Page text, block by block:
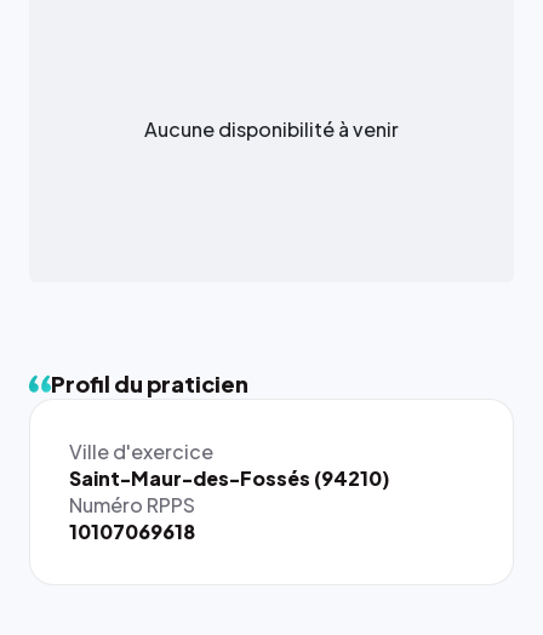
Aucune disponibilité à venir
Profil du praticien
Ville d'exercice
Saint-Maur-des-Fossés (94210)
Numéro RPPS
10107069618